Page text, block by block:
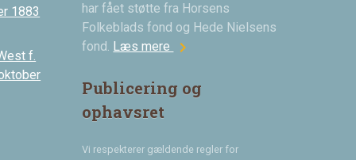
1883
f.
har fået støtte fra Horsens
Folkeblads fond og Hede Nielsens
fond. Læs mere chevron_right
Publicering og
ophavsret
Vi respekterer gældende regler for